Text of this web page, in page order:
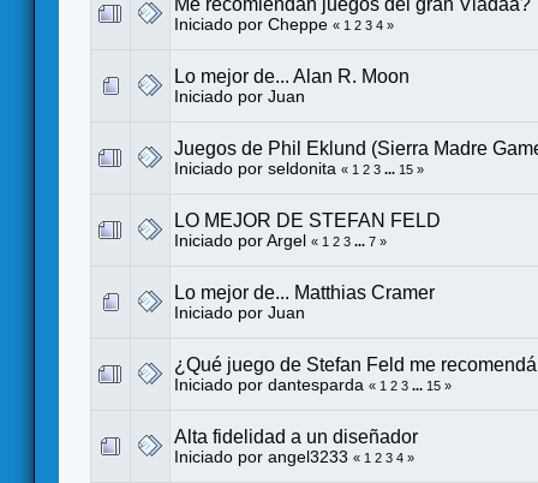
Me recomiendan juegos del gran Vladaa?
Iniciado por Cheppe « 1 2 3 4 »
Lo mejor de... Alan R. Moon
Iniciado por Juan
Juegos de Phil Eklund (Sierra Madre
Iniciado por seldonita « 1 2 3 ... 15 »
LO MEJOR DE STEFAN FELD
Iniciado por Argel « 1 2 3 ... 7 »
Lo mejor de... Matthias Cramer
Iniciado por Juan
¿Qué juego de Stefan Feld me
Iniciado por dantesparda « 1 2 3 ... 15 »
Alta fidelidad a un diseñador
Iniciado por angel3233 « 1 2 3 4 »